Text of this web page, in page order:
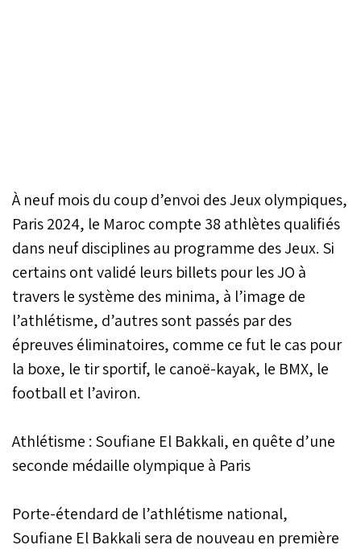
À neuf mois du coup d’envoi des Jeux olympiques,
Paris 2024, le Maroc compte 38 athlètes qualifiés
dans neuf disciplines au programme des Jeux. Si
certains ont validé leurs billets pour les JO à
travers le système des minima, à l’image de
l’athlétisme, d’autres sont passés par des
épreuves éliminatoires, comme ce fut le cas pour
la boxe, le tir sportif, le canoë-kayak, le BMX, le
football et l’aviron.
Athlétisme : Soufiane El Bakkali, en quête d’une
seconde médaille olympique à Paris
Porte-étendard de l’athlétisme national,
Soufiane El Bakkali sera de nouveau en première